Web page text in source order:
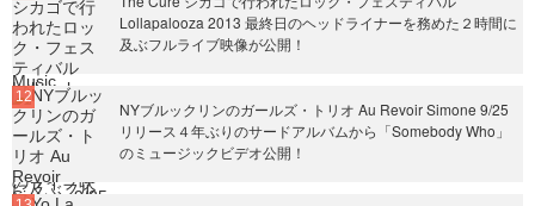
Lollapalooza 2013 最終日のヘッドライナーを務めた２時間に
及ぶフルライブ映像が公開！
NYブルックリンのガールズ・トリオ Au Revoir Simone 9/25
リリース４年ぶりのサードアルバムから「Somebody Who」
のミュージックビデオ公開！